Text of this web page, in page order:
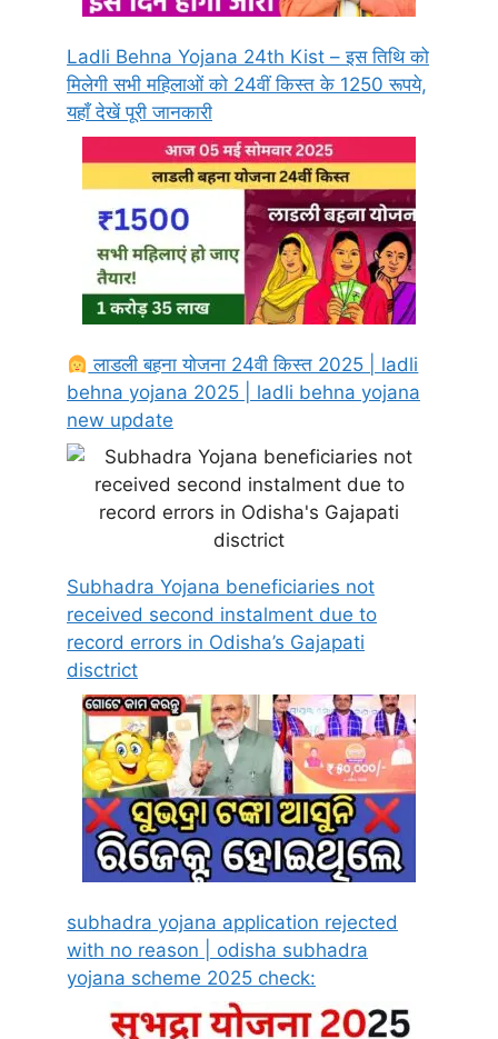
Ladli Behna Yojana 24th Kist – इस तिथि को
मिलेगी सभी महिलाओं को 24वीं किस्त के 1250 रूपये,
यहाँ देखें पूरी जानकारी
लाडली बहना योजना 24वी किस्त 2025 | ladli
behna yojana 2025 | ladli behna yojana
new update
Subhadra Yojana beneficiaries not
received second instalment due to
record errors in Odisha’s Gajapati
disctrict
subhadra yojana application rejected
with no reason | odisha subhadra
yojana scheme 2025 check: